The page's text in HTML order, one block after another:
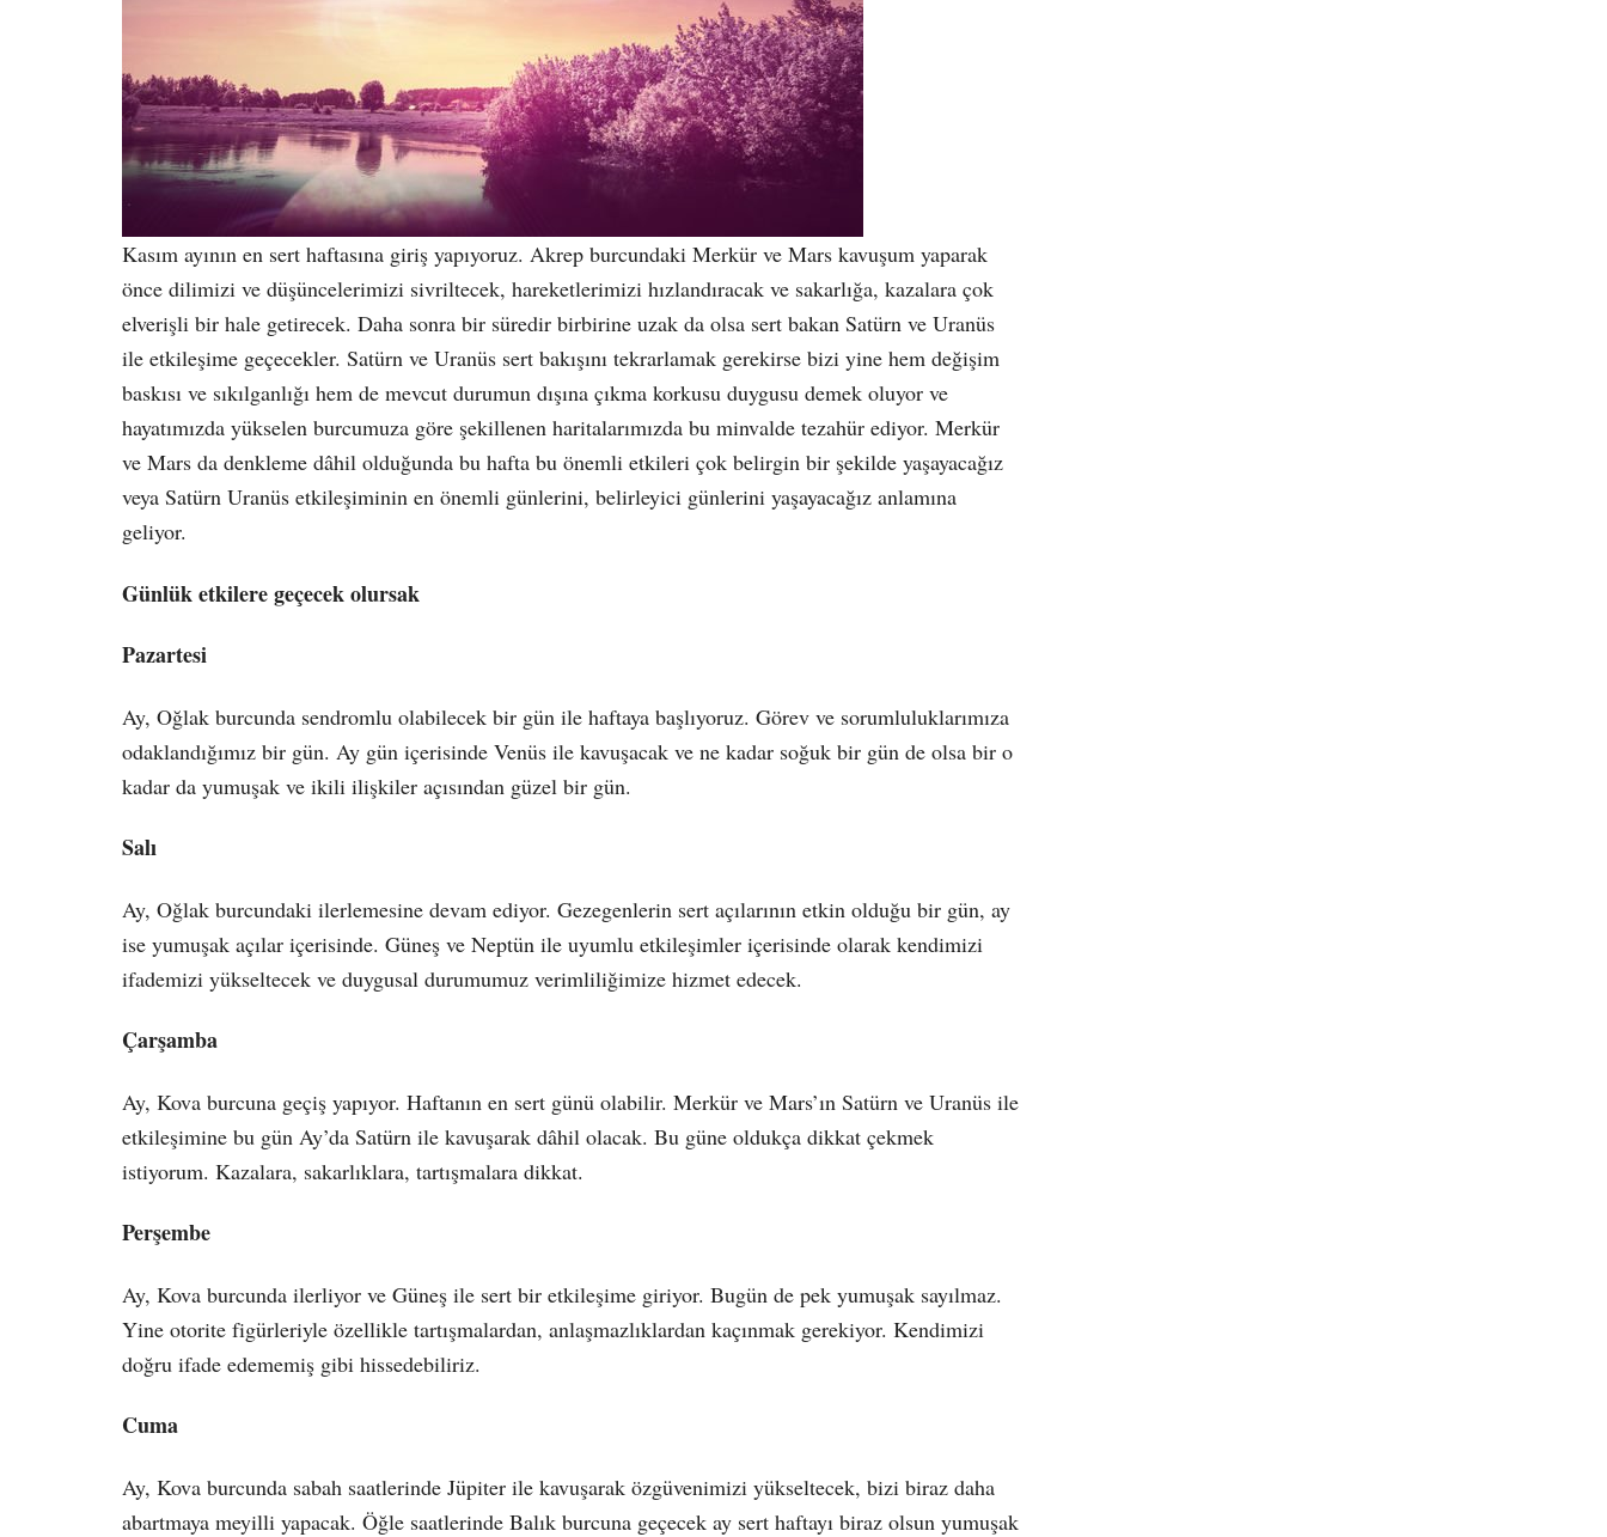
Kasım ayının en sert haftasına giriş yapıyoruz. Akrep burcundaki Merkür ve Mars kavuşum yaparak
önce dilimizi ve düşüncelerimizi sivriltecek, hareketlerimizi hızlandıracak ve sakarlığa, kazalara çok
elverişli bir hale getirecek. Daha sonra bir süredir birbirine uzak da olsa sert bakan Satürn ve Uranüs
ile etkileşime geçecekler. Satürn ve Uranüs sert bakışını tekrarlamak gerekirse bizi yine hem değişim
baskısı ve sıkılganlığı hem de mevcut durumun dışına çıkma korkusu duygusu demek oluyor ve
hayatımızda yükselen burcumuza göre şekillenen haritalarımızda bu minvalde tezahür ediyor. Merkür
ve Mars da denkleme dâhil olduğunda bu hafta bu önemli etkileri çok belirgin bir şekilde yaşayacağız
veya Satürn Uranüs etkileşiminin en önemli günlerini, belirleyici günlerini yaşayacağız anlamına
geliyor.
Günlük etkilere geçecek olursak
Pazartesi
Ay, Oğlak burcunda sendromlu olabilecek bir gün ile haftaya başlıyoruz. Görev ve sorumluluklarımıza
odaklandığımız bir gün. Ay gün içerisinde Venüs ile kavuşacak ve ne kadar soğuk bir gün de olsa bir o
kadar da yumuşak ve ikili ilişkiler açısından güzel bir gün.
Salı
Ay, Oğlak burcundaki ilerlemesine devam ediyor. Gezegenlerin sert açılarının etkin olduğu bir gün, ay
ise yumuşak açılar içerisinde. Güneş ve Neptün ile uyumlu etkileşimler içerisinde olarak kendimizi
ifademizi yükseltecek ve duygusal durumumuz verimliliğimize hizmet edecek.
Çarşamba
Ay, Kova burcuna geçiş yapıyor. Haftanın en sert günü olabilir. Merkür ve Mars’ın Satürn ve Uranüs ile
etkileşimine bu gün Ay’da Satürn ile kavuşarak dâhil olacak. Bu güne oldukça dikkat çekmek
istiyorum. Kazalara, sakarlıklara, tartışmalara dikkat.
Perşembe
Ay, Kova burcunda ilerliyor ve Güneş ile sert bir etkileşime giriyor. Bugün de pek yumuşak sayılmaz.
Yine otorite figürleriyle özellikle tartışmalardan, anlaşmazlıklardan kaçınmak gerekiyor. Kendimizi
doğru ifade edememiş gibi hissedebiliriz.
Cuma
Ay, Kova burcunda sabah saatlerinde Jüpiter ile kavuşarak özgüvenimizi yükseltecek, bizi biraz daha
abartmaya meyilli yapacak. Öğle saatlerinde Balık burcuna geçecek ay sert haftayı biraz olsun yumuşak